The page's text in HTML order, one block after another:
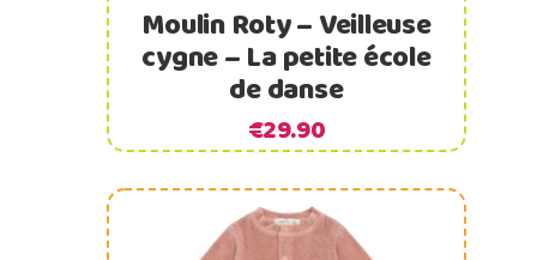
Moulin Roty – Veilleuse
cygne – La petite école
de danse
€29.90